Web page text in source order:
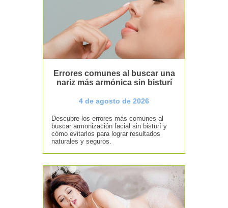
Errores comunes al buscar una
nariz más armónica sin bisturí
4 de agosto de 2026
Descubre los errores más comunes al
buscar armonización facial sin bisturí y
cómo evitarlos para lograr resultados
naturales y seguros.